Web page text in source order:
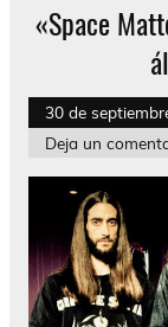
«Space
30 de
Deja un